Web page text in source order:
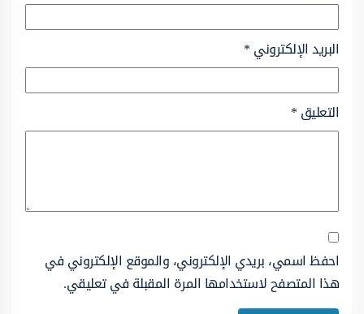
البريد الإلكتروني*
التعليق*
احفظ اسمي، بريدي الإلكتروني، والموقع الإلكتروني في
هذا المتصفح لاستخدامها المرة المقبلة في تعليقي.